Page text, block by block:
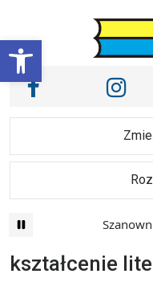
Otwórz
Main Navigation
Nasze media
Facebook
Szanowni
kształcenie